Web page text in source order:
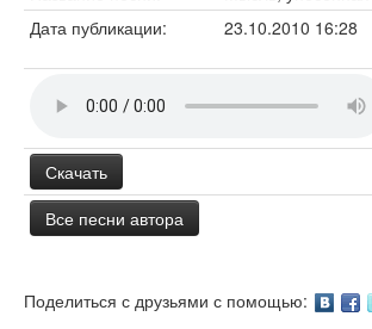
Дата публикации:
23.10.2010 16:28
Скачать
Все песни автора
Поделиться с друзьями с помощью: